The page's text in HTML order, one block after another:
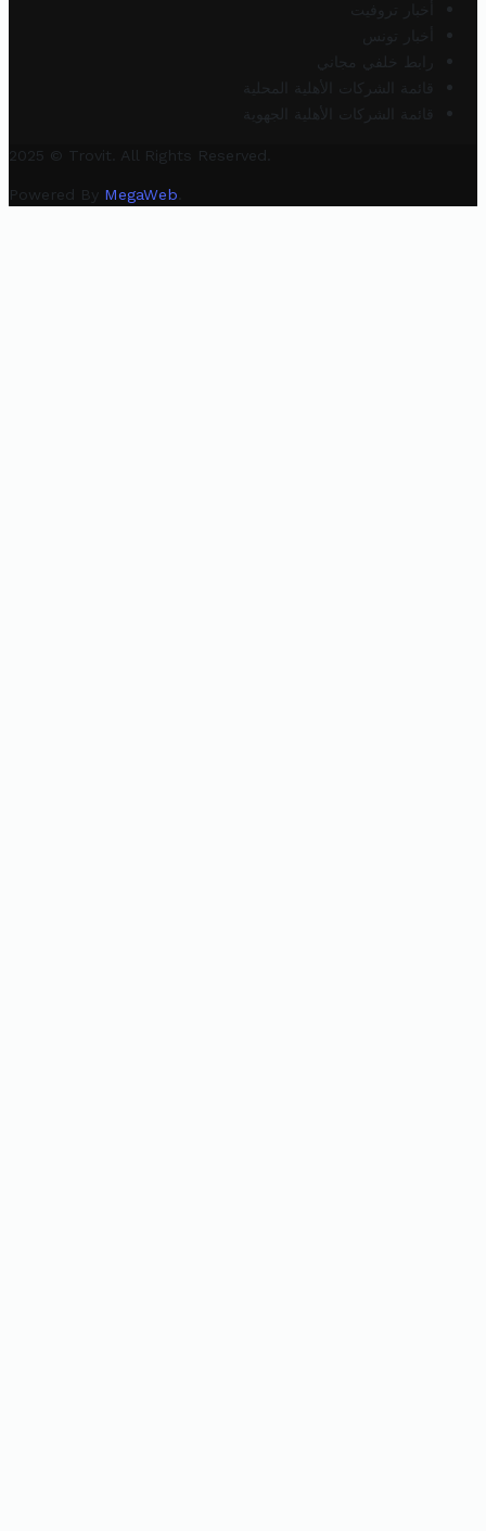
أخبار تروفيت
أخبار تونس
رابط خلفي مجاني
قائمة الشركات الأهلية المحلية
قائمة الشركات الأهلية الجهوية
2025 © Trovit. All Rights Reserved.
Powered By MegaWeb